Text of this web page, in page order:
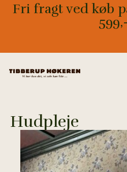
Fri fragt ved køb
Hudpleje